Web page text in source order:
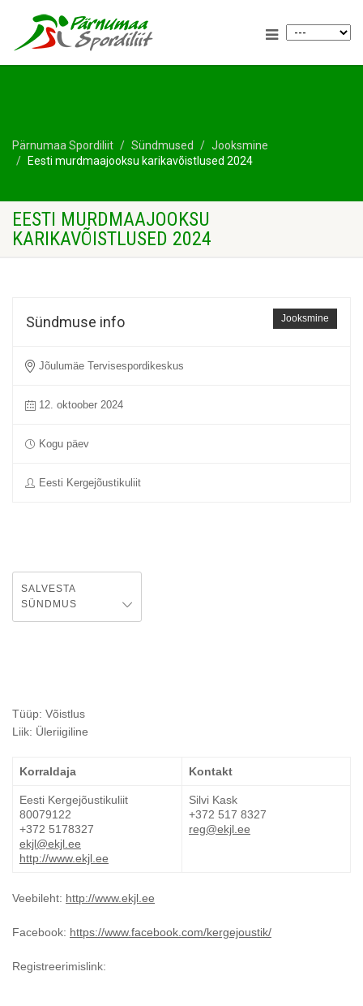
Pärnumaa Spordiliit Sündmused
Jooksmine
Eesti murdmaajooksu karikavõistlused 2024
EESTI MURDMAAJOOKSU
KARIKAVÕISTLUSED 2024
Jooksmine
Sündmuse info
Jõulumäe Tervisespordikeskus
12. oktoober 2024
Kogu päev
Eesti Kergejõustikuliit
SALVESTA
SÜNDMUS
Tüüp: Võistlus
Liik: Üleriigiline
Korraldaja Kontakt
Eesti Kergejõustikuliit
80079122
+372 5178327
ekjl@ekjl.ee
http://www.ekjl.ee
Silvi Kask
+372 517 8327
reg@ekjl.ee
Veebileht: http://www.ekjl.ee
Facebook: https://www.facebook.com/kergejoustik/
Registreerimislink: